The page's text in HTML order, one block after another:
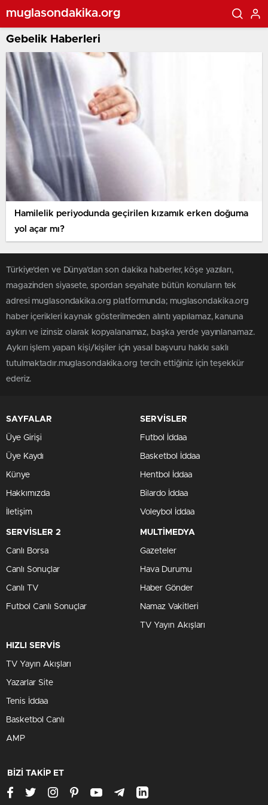
muglasondakika.org
Gebelik Haberleri
Hamilelik periyodunda geçirilen kızamık erken doğuma
yol açar mı?
Türkiye'den ve Dünya’dan son dakika haberler, köşe yazıları,
magazinden siyasete, spordan seyahate bütün konuların tek
adresi muglasondakika.org platformunda; muglasondakika.org
haber içerikleri kaynak gösterilmeden alıntı yapılamaz, kanuna
aykırı ve izinsiz olarak kopyalanamaz, başka yerde yayınlanamaz.
Aykırı işlem yapan kişi/kişiler için yasal başvuru hakkı saklı
tutulmaktadır.muglasondakika.org tercih ettiğiniz için teşekkür
ederiz.
SAYFALAR
Üye Girişi
Üye Kaydı
Künye
Hakkımızda
İletişim
SERVİSLER
Futbol İddaa
Basketbol İddaa
Hentbol İddaa
Bilardo İddaa
Voleybol İddaa
SERVİSLER 2
Canlı Borsa
Canlı Sonuçlar
Canlı TV
Futbol Canlı Sonuçlar
MULTİMEDYA
Gazeteler
Hava Durumu
Haber Gönder
Namaz Vakitleri
TV Yayın Akışları
HIZLI SERVİS
TV Yayın Akışları
Yazarlar Site
Tenis İddaa
Basketbol Canlı
AMP
BİZİ TAKİP ET